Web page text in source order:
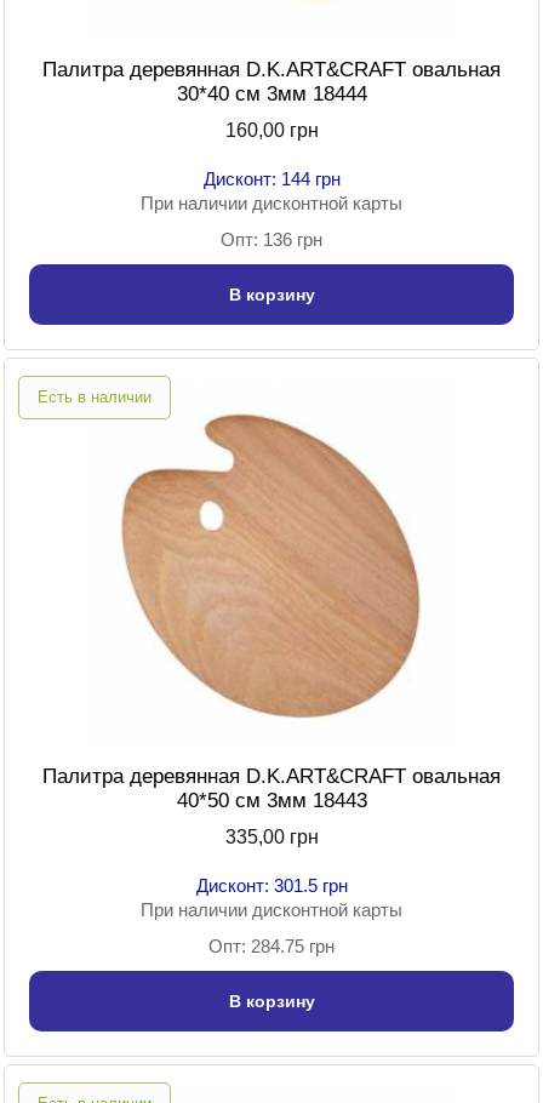
Палитра деревянная D.K.ART&CRAFT овальная
30*40 см 3мм 18444
160,00 грн
Дисконт: 144 грн
При наличии дисконтной карты
Опт: 136 грн
В корзину
Есть в наличии
Палитра деревянная D.K.ART&CRAFT овальная
40*50 см 3мм 18443
335,00 грн
Дисконт: 301.5 грн
При наличии дисконтной карты
Опт: 284.75 грн
В корзину